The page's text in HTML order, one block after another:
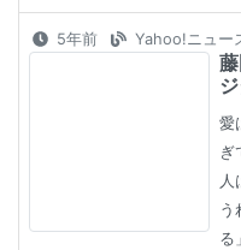
5年前 Yahoo!ニュー
愛
ぎ
人
う
る